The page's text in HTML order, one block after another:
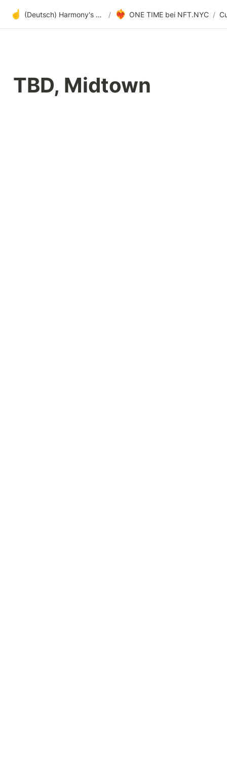
☝️ (Deutsch) Harmony's offene Entwicklung / ❤️‍🔥 ONE TIME bei NFT.NYC /
TBD, Midtown